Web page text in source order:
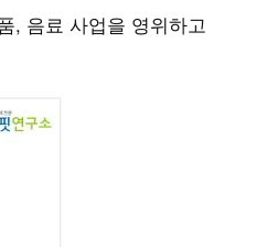
, 음료 사업을 영위하고